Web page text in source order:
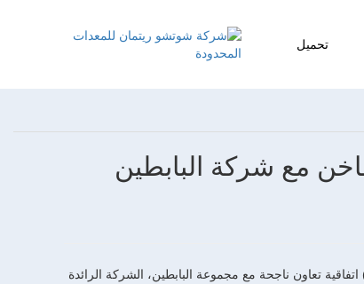
تحميل
مع شركة البابطين
تعاون ناجحة مع مجموعة البابطين، الشركة الرائدة